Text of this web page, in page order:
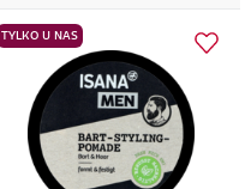
TYLKO U NAS